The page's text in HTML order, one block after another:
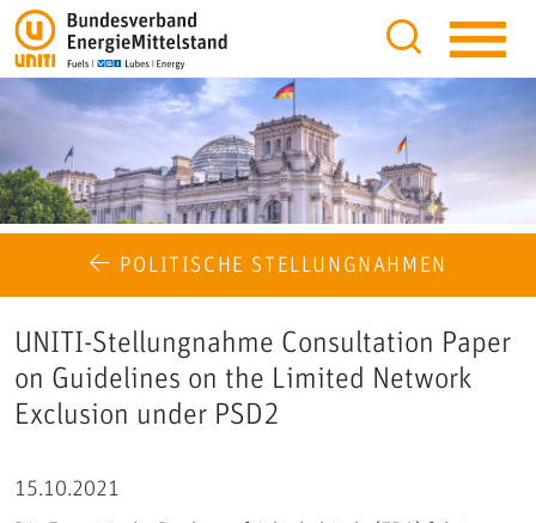
POLITISCHE STELLUNGNAHMEN
UNITI-Stellungnahme Consultation Paper
on Guidelines on the Limited Network
Exclusion under PSD2
15.10.2021